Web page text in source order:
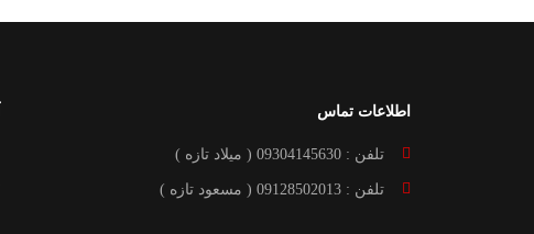
اطلاعات تماس
تلفن : 09304145630 ( میلاد تازه )
تلفن : 09128502013 ( مسعود تازه )